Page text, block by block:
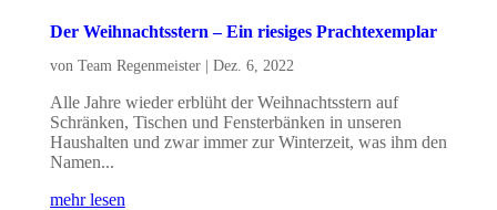
Der Weihnachtsstern – Ein riesiges Prachtexemplar
von Team Regenmeister| Dez. 6, 2022
Alle Jahre wieder erblüht der Weihnachtsstern auf
Schränken, Tischen und Fensterbänken in unseren
Haushalten und zwar immer zur Winterzeit, was ihm den
Namen...
mehr lesen